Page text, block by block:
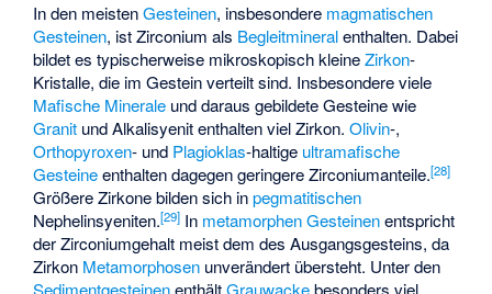
In den meistenGesteinen, insbesondere magmatischen
Gesteinen, ist Zirconium als Begleitmineralenthalten. Dabei
bildet es typischerweise mikroskopisch kleineZirkon-
Kristalle, die im Gestein verteilt sind. Insbesondere viele
Mafische Minerale und daraus gebildete Gesteine wie
Granit undAlkalisyenitenthalten viel Zirkon.Olivin-,
Orthopyroxen- und Plagioklas-haltige ultramafische
Gesteineenthalten dagegen geringere Zirconiumanteile.[28]
Größere Zirkone bilden sich inpegmatitischen
Nephelinsyeniten.[29] In metamorphen Gesteinenentspricht
der Zirconiumgehalt meist dem des Ausgangsgesteins, da
Zirkon Metamorphosen unverändert übersteht. Unter den
SedimentgesteinenenthältGrauwackebesonders viel